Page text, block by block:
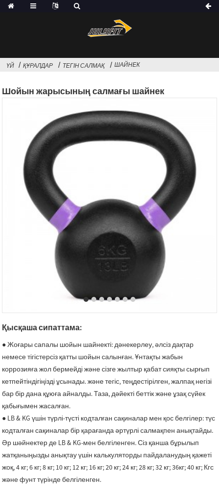
ҮЙ ҚҰРАЛДАР ТЕГІН САЛМАҚ ШАЙНЕК
Шойын жарысының салмағы шайнек
Қысқаша сипаттама:
● Жоғары сапалы шойын шайнекті: дәнекерлеу, әлсіз дақтар
немесе тігістерсіз қатты шойын салынған. Ұнтақты жабын
коррозияға жол бермейді және сізге жылтыр қабат сияқты сырғып
кетпейтіндігіңізді ұсынады. және тегіс, теңдестірілген, жалпақ негізі
бар бір дана құюға айналды. Таза, дәйекті беттік және ұзақ сүйек
қабығымен жасалған.
● LB & KG үшін түрлі-түсті кодталған сақиналар мен қос белгілер: түс
кодталған сақиналар бір қарағанда әртүрлі салмақпен анықтайды.
Әр шәйнектер де LB & KG-мен белгіленген. Сіз қанша бұрылып
жатқаныңызды анықтау үшін калькуляторды пайдаланудың қажеті
жоқ, 4 кг; 6 кг; 8 кг; 10 кг; 12 кг; 16 кг; 20 кг; 24 кг; 28 кг; 32 кг; 36кг; 40 кг; Кгс
және фунт түрінде белгіленген.